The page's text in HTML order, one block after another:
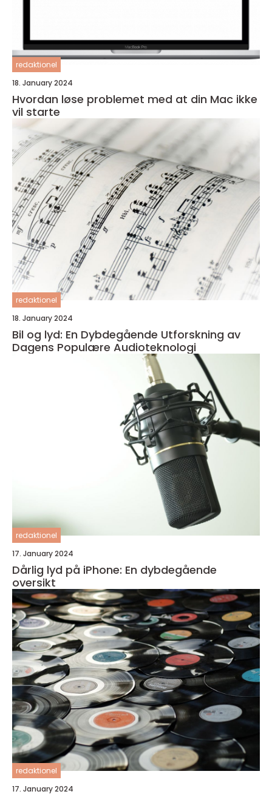
redaktionel
18. January 2024
Hvordan løse problemet med at din Mac ikke
vil starte
redaktionel
18. January 2024
Bil og lyd: En Dybdegående Utforskning av
Dagens Populære Audioteknologi
redaktionel
17. January 2024
Dårlig lyd på iPhone: En dybdegående
oversikt
redaktionel
17. January 2024